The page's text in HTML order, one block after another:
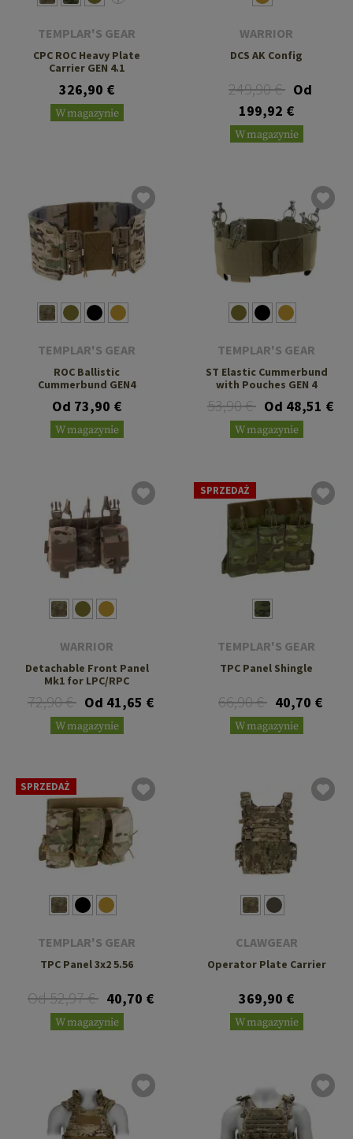
TEMPLAR'S GEAR
CPC ROC Heavy Plate
Carrier GEN 4.1
326,90 €
W magazynie
WARRIOR
DCS AK Config
249,90 € Od
199,92 €
W magazynie
TEMPLAR'S GEAR
ROC Ballistic
Cummerbund GEN4
Od 73,90 €
W magazynie
TEMPLAR'S GEAR
ST Elastic Cummerbund
with Pouches GEN 4
53,90 € Od 48,51 €
W magazynie
WARRIOR
Detachable Front Panel
Mk1 for LPC/RPC
72,90 € Od 41,65 €
W magazynie
SPRZEDAŻ
TEMPLAR'S GEAR
TPC Panel Shingle
66,90 € 40,70 €
W magazynie
SPRZEDAŻ
TEMPLAR'S GEAR
TPC Panel 3x2 5.56
Od 52,97 € 40,70 €
W magazynie
CLAWGEAR
Operator Plate Carrier
369,90 €
W magazynie